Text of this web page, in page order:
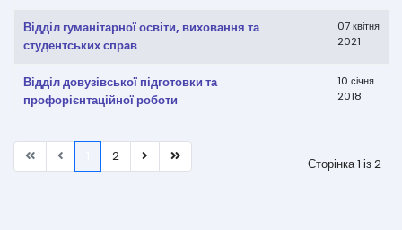
Відділ гуманітарної освіти, виховання та
студентських справ
07 квітня
2021
Відділ довузівської підготовки та
профорієнтаційної роботи
10 січня
2018
Сторінка 1 із 2
2